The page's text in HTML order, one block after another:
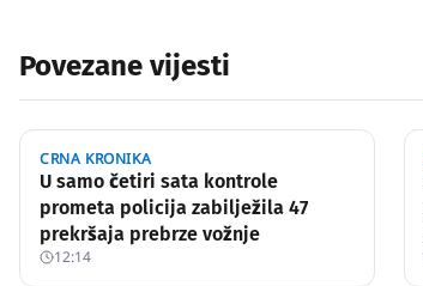
Povezane vijesti
CRNA KRONIKA
U samo četiri sata kontrole
prometa policija zabilježila 47
prekršaja prebrze vožnje
12:14